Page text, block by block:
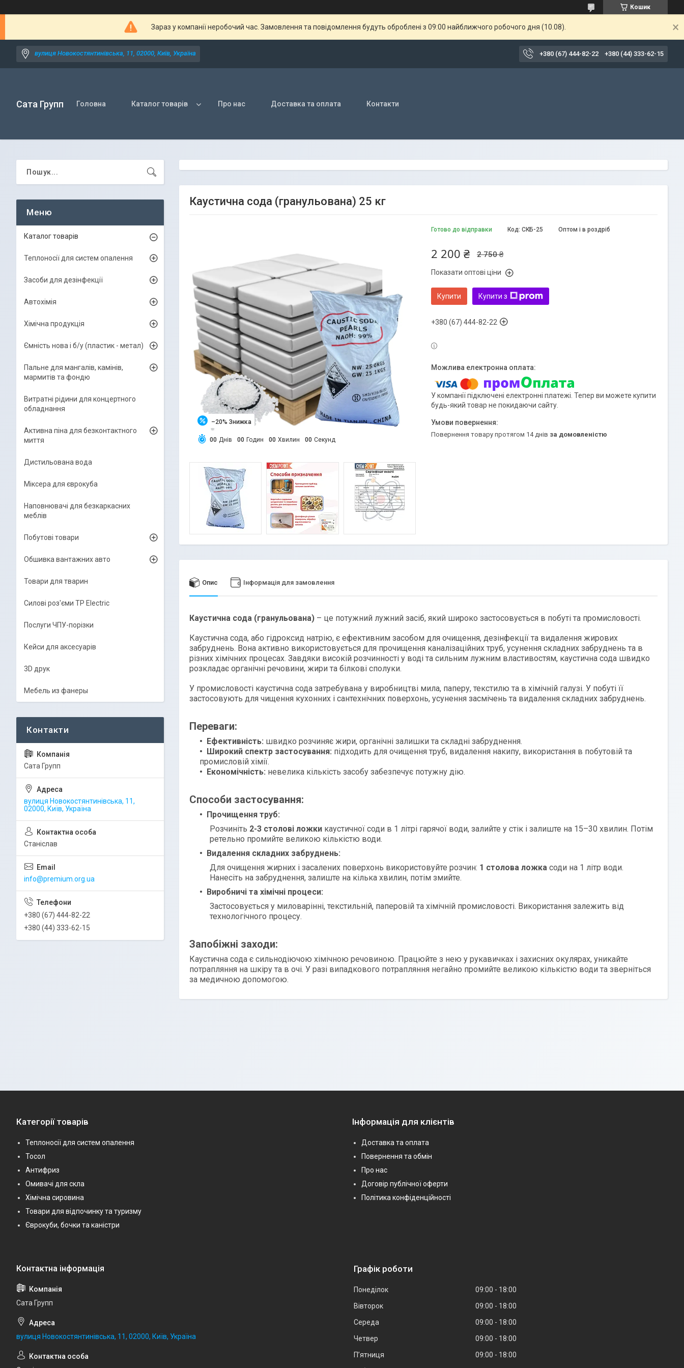
Кошик
Зараз у компанії неробочий час. Замовлення та повідомлення будуть оброблені з 09:00 найближчого робочого дня (10.08).
вулиця Новокостянтинівська, 11, 02000, Київ, Україна +380 (67) 444-82-22 +380 (44) 333-62-15
Сата Групп Головна Каталог товарів Про нас Доставка та оплата Контакти
Каустична сода (гранульована) 25 кг
–20%
00 Днів 00 Годин 00 Хвилин 00 Секунд
Готово до відправки Оптом і в роздріб
Код: СКБ-25
2 750 ₴
2 200 ₴
Показати оптові ціни
Купити Купити з
+380 (67) 444-82-22
У компанії підключені електронні платежі. Тепер ви можете купити
будь-який товар не покидаючи сайту.
повернення товару протягом 14 днів за домовленістю
Опис Інформація для замовлення
Каустична сода (гранульована) – це потужний лужний засіб, який широко застосовується в побуті та промисловості.
Каустична сода, або гідроксид натрію, є ефективним засобом для очищення, дезінфекції та видалення жирових
забруднень. Вона активно використовується для прочищення каналізаційних труб, усунення складних забруднень та в
різних хімічних процесах. Завдяки високій розчинності у воді та сильним лужним властивостям, каустична сода швидко
розкладає органічні речовини, жири та білкові сполуки.
У промисловості каустична сода затребувана у виробництві мила, паперу, текстилю та в хімічній галузі. У побуті її
застосовують для чищення кухонних і сантехнічних поверхонь, усунення засмічень та видалення складних забруднень.
Переваги:
Ефективність: швидко розчиняє жири, органічні залишки та складні забруднення.
Широкий спектр застосування: підходить для очищення труб, видалення накипу, використання в побутовій та
промисловій хімії.
Економічність: невелика кількість засобу забезпечує потужну дію.
Способи застосування:
Прочищення труб:
Розчиніть 2-3 столові ложки каустичної соди в 1 літрі гарячої води, залийте у стік і залиште на 15–30 хвилин. Потім
ретельно промийте великою кількістю води.
Видалення складних забруднень:
Для очищення жирних і засалених поверхонь використовуйте розчин: 1 столова ложка соди на 1 літр води.
Нанесіть на забруднення, залиште на кілька хвилин, потім змийте.
Виробничі та хімічні процеси:
Застосовується у миловарінні, текстильній, паперовій та хімічній промисловості. Використання залежить від
технологічного процесу.
Запобіжні заходи:
Каустична сода є сильнодіючою хімічною речовиною. Працюйте з нею у рукавичках і захисних окулярах, уникайте
потрапляння на шкіру та в очі. У разі випадкового потрапляння негайно промийте великою кількістю води та зверніться
за медичною допомогою.
Каталог товарів
Теплоносії для систем опалення
Засоби для дезінфекції
Автохімія
Хімічна продукція
Ємність нова і б/y (пластик - метал)
Пальне для мангалів, камінів,
мармитів та фондю
Витратні рідини для концертного
обладнання
Активна піна для безконтактного
миття
Дистильована вода
Міксера для єврокуба
Наповнювачі для безкаркасних
меблів
Побутові товари
Обшивка вантажних авто
Товари для тварин
Силові роз'єми TP Electric
Послуги ЧПУ-порізки
Кейси для аксесуарів
3D друк
Мебель из фанеры
Сата Групп
вулиця Новокостянтинівська, 11,
02000, Київ, Україна
Станіслав
info@premium.org.ua
+380 (67) 444-82-22
+380 (44) 333-62-15
Категорії товарів
Теплоносії для систем опалення
Тосол
Антифриз
Омивачі для скла
Хімічна сировина
Товари для відпочинку та туризму
Єврокуби, бочки та каністри
Інформація для клієнтів
Доставка та оплата
Повернення та обмін
Про нас
Договір публічної оферти
Політика конфіденційності
Сата Групп
вулиця Новокостянтинівська, 11, 02000, Київ, Україна
Графік роботи
Понеділок 09:00
18:00
Вівторок
09:00
18:00
Середа
09:00
18:00
Четвер
09:00
18:00
Пʼятниця
09:00
18:00